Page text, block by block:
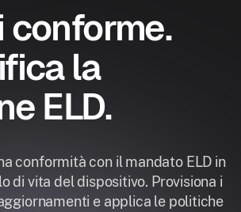
conforme.
la
ELD.
conformità con il mandato ELD in
di vita del dispositivo. Provisiona i
e applica le politiche